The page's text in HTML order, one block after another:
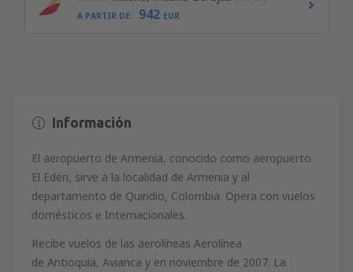
A PARTIR DE: 942 EUR
Información
El aeropuerto de Armenia, conocido como aeropuerto
El Edén, sirve a la localidad de Armenia y al
departamento de Quindío, Colombia. Opera con vuelos
domésticos e Internacionales.
Recibe vuelos de las aerolíneas Aerolínea
de Antioquia, Avianca y en noviembre de 2007. La